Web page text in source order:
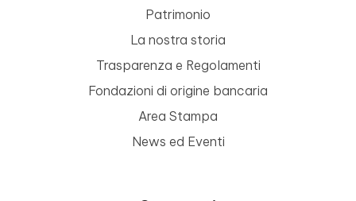
Patrimonio
La nostra storia
Trasparenza e Regolamenti
Fondazioni di origine bancaria
Area Stampa
News ed Eventi